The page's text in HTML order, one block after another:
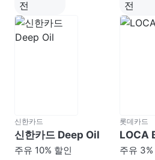
신한카드
신한카드 Deep Oil
주유 10% 할인
롯데카드
LOCA
주유 3%